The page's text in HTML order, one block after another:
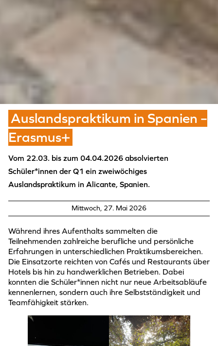
Auslandspraktikum in Spanien –
Erasmus+
Vom 22.03. bis zum 04.04.2026 absolvierten
Schüler*innen der Q1 ein zweiwöchiges
Auslandspraktikum in Alicante, Spanien.
Mittwoch, 27. Mai 2026
Während ihres Aufenthalts sammelten die
Teilnehmenden zahlreiche berufliche und persönliche
Erfahrungen in unterschiedlichen Praktikumsbereichen.
Die Einsatzorte reichten von Cafés und Restaurants über
Hotels bis hin zu handwerklichen Betrieben. Dabei
konnten die Schüler*innen nicht nur neue Arbeitsabläufe
kennenlernen, sondern auch ihre Selbstständigkeit und
Teamfähigkeit stärken.